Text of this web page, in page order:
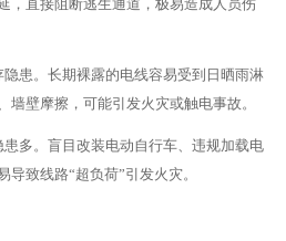
，直接阻断逃生通道，极易造成人员伤
患。长期裸露的电线容易受到日晒雨淋
墙壁摩擦，可能引发火灾或触电事故。
多。盲目改装电动自行车、违规加载电
致线路“超负荷”引发火灾。